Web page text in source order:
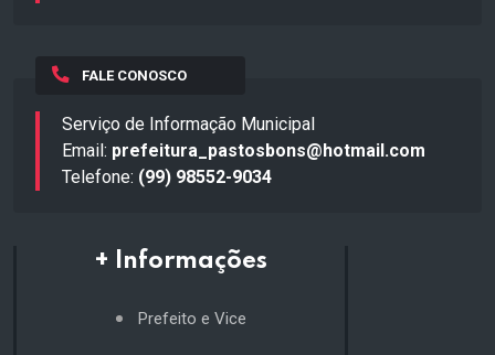
FALE CONOSCO
Serviço de Informação Municipal
Email: prefeitura_pastosbons@hotmail.com
Telefone: (99) 98552-9034
+ Informações
Prefeito e Vice